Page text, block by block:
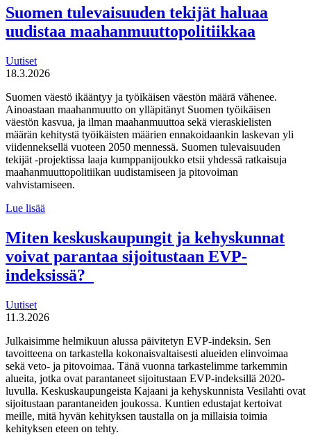
liikuntaneuvontapalvelun
kirjaamisen,
lähettämisen
käytännöistä
Suomen tulevaisuuden tekijät haluaa
uudistaa maahanmuuttopolitiikkaa
Uutiset
18.3.2026
Suomen väestö ikääntyy ja työikäisen väestön määrä vähenee.
Ainoastaan maahanmuutto on ylläpitänyt Suomen työikäisen
väestön kasvua, ja ilman maahanmuuttoa sekä vieraskielisten
määrän kehitystä työikäisten määrien ennakoidaankin laskevan yli
viidenneksellä vuoteen 2050 mennessä. Suomen tulevaisuuden
tekijät -projektissa laaja kumppanijoukko etsii yhdessä ratkaisuja
maahanmuuttopolitiikan uudistamiseen ja pitovoiman
vahvistamiseen.
Lue lisää
tekijät haluaa
uudistaa
maahanmuuttopolitiikkaa
Miten keskuskaupungit ja kehyskunnat
voivat parantaa sijoitustaan EVP-
indeksissä?
Uutiset
11.3.2026
Julkaisimme helmikuun alussa päivitetyn EVP-indeksin. Sen
tavoitteena on tarkastella kokonaisvaltaisesti alueiden elinvoimaa
sekä veto- ja pitovoimaa. Tänä vuonna tarkastelimme tarkemmin
alueita, jotka ovat parantaneet sijoitustaan EVP-indeksillä 2020-
luvulla. Keskuskaupungeista Kajaani ja kehyskunnista Vesilahti ovat
sijoitustaan parantaneiden joukossa. Kuntien edustajat kertoivat
meille, mitä hyvän kehityksen taustalla on ja millaisia toimia
kehityksen eteen on tehty.